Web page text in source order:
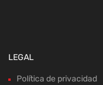
LEGAL
Política de privacidad